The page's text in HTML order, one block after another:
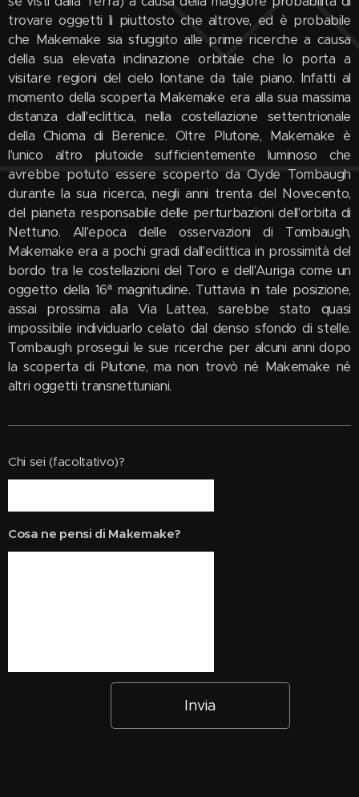
trovare oggetti lì piuttosto che altrove, ed è probabile
che Makemake sia sfuggito alle prime ricerche a causa
della sua elevata inclinazione orbitale che lo porta a
visitare regioni del cielo lontane da tale piano. Infatti al
momento della scoperta Makemake era alla sua massima
distanza dall'eclittica, nella costellazione settentrionale
della Chioma di Berenice. Oltre Plutone, Makemake è
l'unico altro plutoide sufficientemente luminoso che
avrebbe potuto essere scoperto da Clyde Tombaugh
durante la sua ricerca, negli anni trenta del Novecento,
del pianeta responsabile delle perturbazioni dell'orbita di
Nettuno. All'epoca delle osservazioni di Tombaugh,
Makemake era a pochi gradi dall'eclittica in prossimità del
bordo tra le costellazioni del Toro e dell'Auriga come un
oggetto della 16ª magnitudine. Tuttavia in tale posizione,
assai prossima alla Via Lattea, sarebbe stato quasi
impossibile individuarlo celato dal denso sfondo di stelle.
Tombaugh proseguì le sue ricerche per alcuni anni dopo
la scoperta di Plutone, ma non trovò né Makemake né
altri oggetti transnettuniani.
Chi sei (facoltativo)?
Cosa ne pensi di Makemake?
Invia